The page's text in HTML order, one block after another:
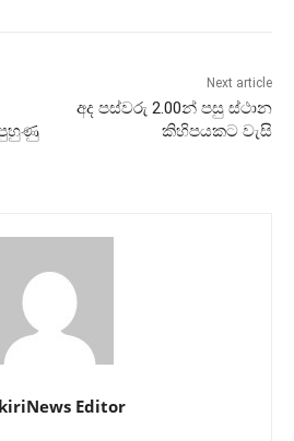
පුහුණු
Next article
අද පස්වරු 2.00න් පසු ස්ථාන
කිහිපයකට වැසි
Editor